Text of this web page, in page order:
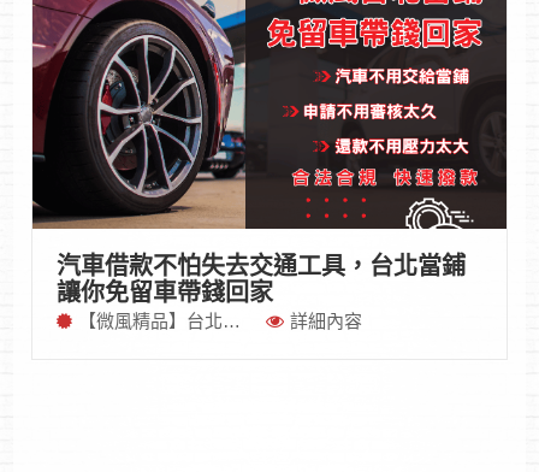
汽車借款不怕失去交通工具，台北當鋪
讓你免留車帶錢回家
【微風精品】台北最專業汽機車借款 詳細內容